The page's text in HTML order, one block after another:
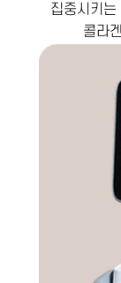
집중시키
콜라